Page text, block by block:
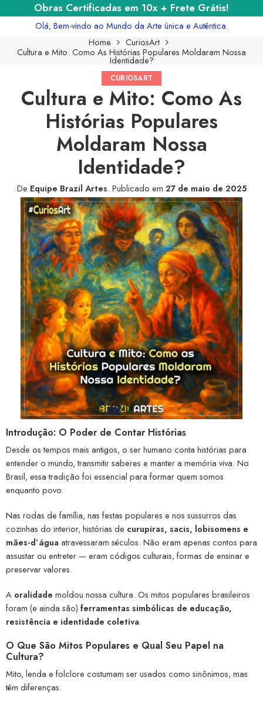
Obras Certificadas em 10x + Frete Grátis!
Olá, Bem-vindo ao Mundo da Arte única e Autêntica.
Home
CuriosArt
Cultura e Mito: Como As Histórias Populares Moldaram Nossa
Identidade?
CURIOSART
Cultura e Mito: Como As
Histórias Populares
Moldaram Nossa
Identidade?
De Equipe Brazil Artes. Publicado em 27 de maio de 2025
Introdução: O Poder de Contar Histórias
Desde os tempos mais antigos, o ser humano conta histórias para
entender o mundo, transmitir saberes e manter a memória viva. No
Brasil, essa tradição foi essencial para formar quem somos
enquanto povo.
Nas rodas de família, nas festas populares e nos sussurros das
cozinhas do interior, histórias de curupiras, sacis, lobisomens e
mães-d’água atravessaram séculos. Não eram apenas contos para
assustar ou entreter — eram códigos culturais, formas de ensinar e
preservar valores.
A oralidade moldou nossa cultura. Os mitos populares brasileiros
foram (e ainda são) ferramentas simbólicas de educação,
resistência e identidade coletiva.
O Que São Mitos Populares e Qual Seu Papel na
Cultura?
Mito, lenda e folclore costumam ser usados como sinônimos, mas
têm diferenças.